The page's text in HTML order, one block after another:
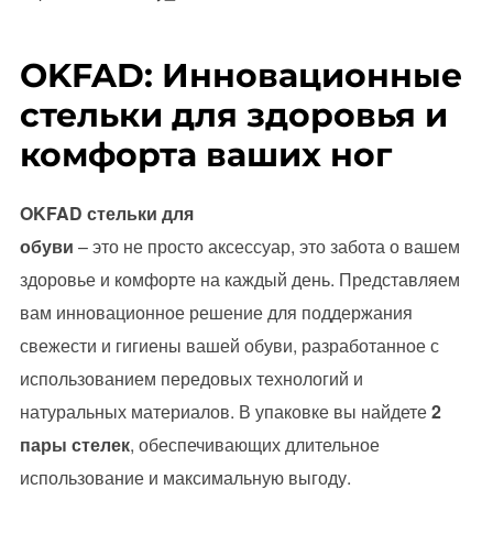
OKFAD: Инновационные
стельки для здоровья и
комфорта ваших ног
OKFAD стельки для
обуви – это не просто аксессуар, это забота о вашем
здоровье и комфорте на каждый день. Представляем
вам инновационное решение для поддержания
свежести и гигиены вашей обуви, разработанное с
использованием передовых технологий и
натуральных материалов. В упаковке вы найдете2
пары стелек, обеспечивающих длительное
использование и максимальную выгоду.